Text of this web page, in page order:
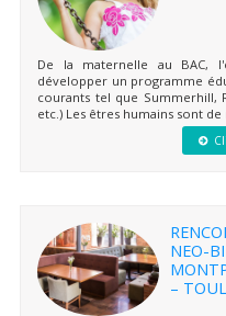
De la maternelle au BAC,
développer un programme
courants tel que Summerhill,
etc.) Les êtres humains sont de
NEO-
–